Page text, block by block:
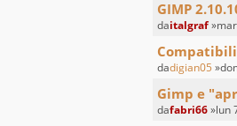
GIMP
daitalgraf
dadigian05
Gimp e
dafabri66»lun